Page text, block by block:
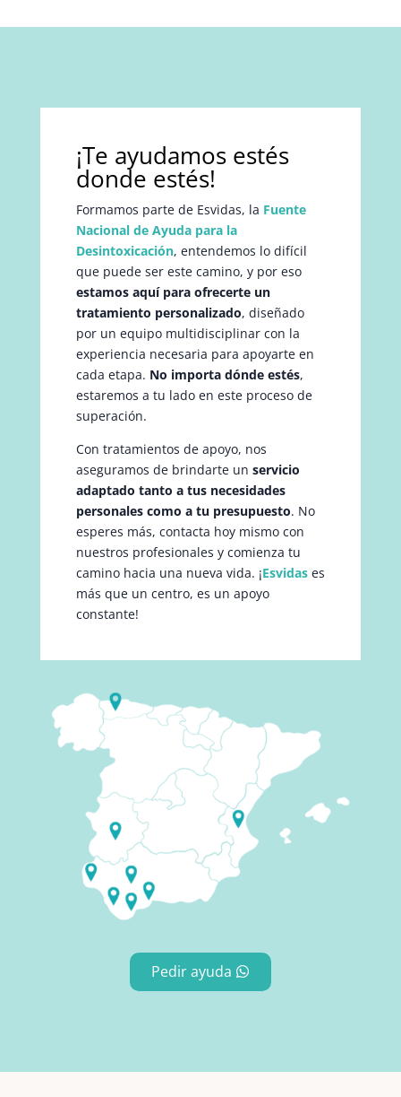
¡Te ayudamos estés
donde estés!
Formamos parte de Esvidas, la Fuente
Nacional de Ayuda para la
Desintoxicación, entendemos lo difícil
que puede ser este camino, y por eso
estamos aquí para ofrecerte un
tratamiento personalizado, diseñado
por un equipo multidisciplinar con la
experiencia necesaria para apoyarte en
cada etapa. No importa dónde estés,
estaremos a tu lado en este proceso de
superación.
Con tratamientos de apoyo, nos
aseguramos de brindarte un servicio
adaptado tanto a tus necesidades
personales como a tu presupuesto. No
esperes más, contacta hoy mismo con
nuestros profesionales y comienza tu
camino hacia una nueva vida. ¡Esvidas es
más que un centro, es un apoyo
constante!
Pedir ayuda